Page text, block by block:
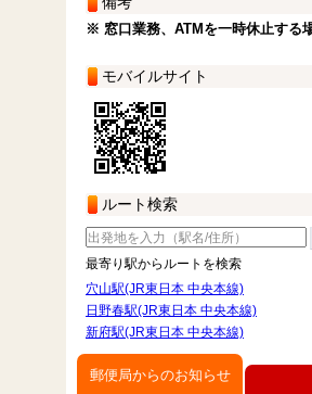
※ 窓口業務、ATMを一時休止する
モバイルサイト
ルート検索
最寄り駅からルートを検索
穴山駅(JR東日本 中央本線)
日野春駅(JR東日本 中央本線)
新府駅(JR東日本 中央本線)
郵便局からのお知らせ